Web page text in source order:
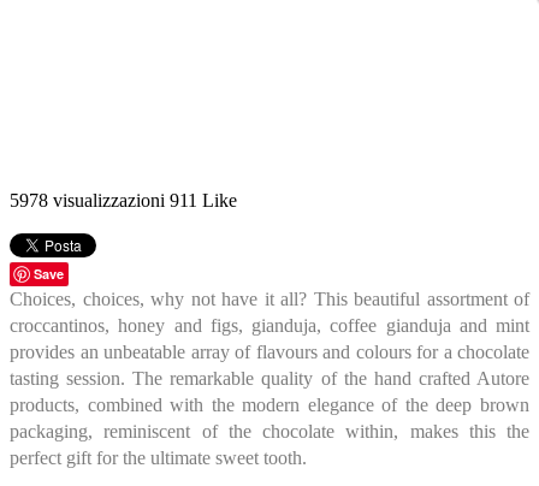
5978 visualizzazioni 911 Like
Save
Choices, choices, why not have it all? This beautiful assortment of
croccantinos, honey and figs, gianduja, coffee gianduja and mint
provides an unbeatable array of flavours and colours for a chocolate
tasting session. The remarkable quality of the hand crafted Autore
products, combined with the modern elegance of the deep brown
packaging, reminiscent of the chocolate within, makes this the
perfect gift for the ultimate sweet tooth.